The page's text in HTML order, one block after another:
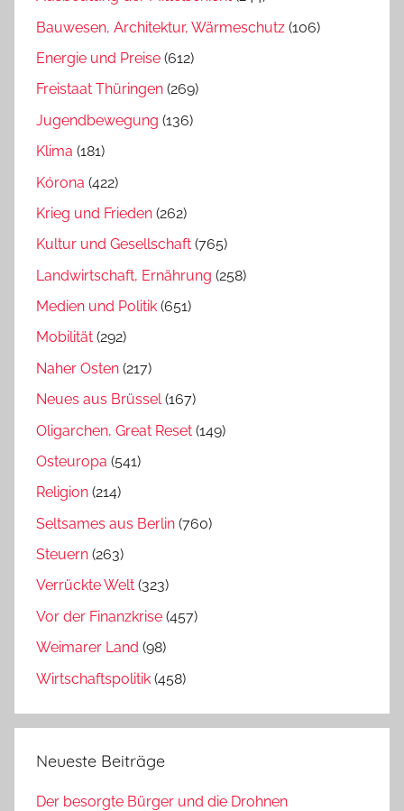
Bauwesen, Architektur, Wärmeschutz (106)
Energie und Preise (612)
Freistaat Thüringen (269)
Jugendbewegung (136)
Klima (181)
Kórona (422)
Krieg und Frieden (262)
Kultur und Gesellschaft (765)
Landwirtschaft, Ernährung (258)
Medien und Politik (651)
Mobilität (292)
Naher Osten (217)
Neues aus Brüssel(167)
Oligarchen, Great Reset (149)
Osteuropa (541)
Religion (214)
Seltsames aus Berlin (760)
Steuern (263)
Verrückte Welt (323)
Vor der Finanzkrise (457)
Weimarer Land (98)
Wirtschaftspolitik (458)
Neueste Beiträge
Der besorgte Bürger und die Drohnen